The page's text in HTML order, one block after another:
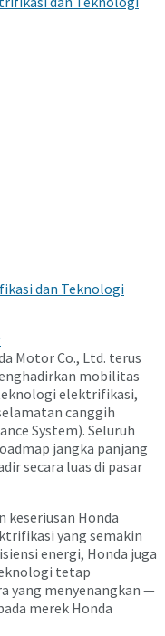
dan Teknologi
Motor Co., Ltd. terus
mobilitas
elektrifikasi,
canggih
System). Seluruh
jangka panjang
secara luas di pasar
Honda
yang semakin
energi, Honda juga
tetap
yang menyenangkan —
merek Honda